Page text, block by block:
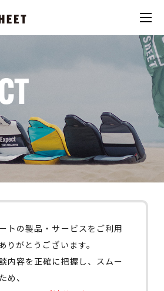
トの製品・サービスをご利用
りがとうございます。
内容を正確に把握し、スムー
め、